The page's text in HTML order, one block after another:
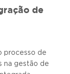
de
processo de
na gestão de